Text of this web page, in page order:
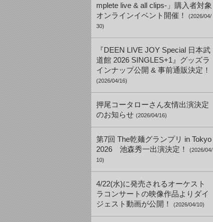
mplete live & all clips-」購入者対象
オンラインイベント開催！
(2026/04/
30)
『DEEN LIVE JOY Special 日本武
道館 2026 SINGLES+1』グッズラ
インナップ公開 & 事前通販決定！
(2026/04/16)
押尾コータローさん友情出演決定
のお知らせ (2026/04/16)
第7回 The乾麺グランプリ in Tokyo
2026 池森秀一出演決定！
(2026/04/
10)
4/22(水)に発売されるオーケスト
ラコンサートの映像作品よりダイ
ジェスト動画が公開！
(2026/04/10)